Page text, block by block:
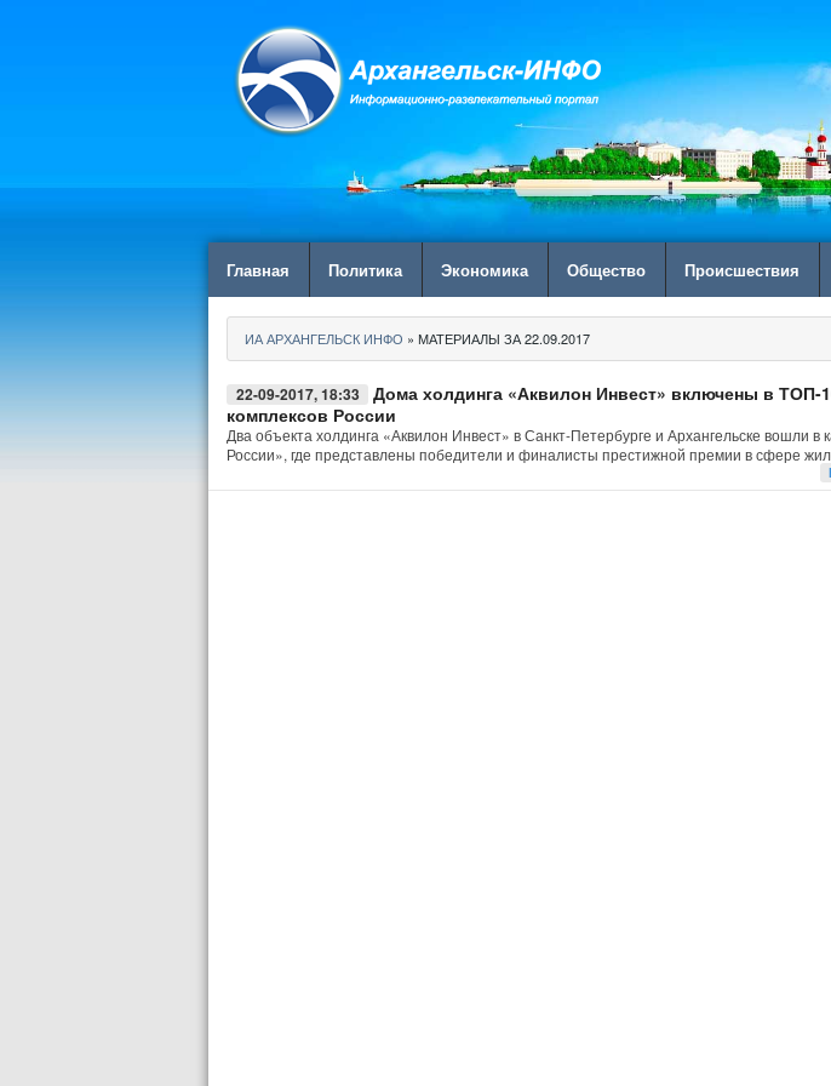
Главная Политика Экономика Общество Происшествия
ИА АРХАНГЕЛЬСК ИНФО » МАТЕРИАЛЫ ЗА 22.09.2017
22-09-2017, 18:33
Дома холдинга «Аквилон Инвест» включены в
комплексов России
Два объекта холдинга «Аквилон Инвест» в Санкт-Петербурге и Архангельске вошли в
России», где представлены победители и финалисты престижной премии в сфере